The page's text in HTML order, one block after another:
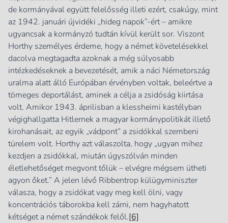
de kormányával együtt felelősség illeti ezért, csakúgy, mint
az 1942. januári újvidéki „hideg napok”-ért – amikre
ugyancsak a kormányzó tudtán kívül került sor. Viszont
Horthy személyes érdeme, hogy a német követelésekkel
dacolva megtagadta azoknak a még súlyosabb
intézkedéseknek a bevezetését, amik a náci Németország
uralma alatt álló Európában érvényben voltak, beleértve a
tömeges deportálást, aminek a célja a zsidóság kiirtása
volt. Amikor 1943. áprilisban a klessheimi kastélyban
végighallgatta Hitlernek a magyar kormánypolitikát illető
kirohanásait, az egyik „vádpont” a zsidókkal szembeni
türelem volt. Horthy azt válaszolta, hogy „ugyan mihez
kezdjen a zsidókkal, miután úgyszólván minden
életlehetőséget megvont tőlük – elvégre mégsem ütheti
agyon őket.” A jelen lévő Ribbentrop külügyminiszter
válasza, hogy a zsidókat vagy meg kell ölni, vagy
koncentrációs táborokba kell zárni, nem hagyhatott
kétséget a német szándékok felől.[6]